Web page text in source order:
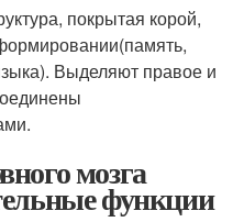
покрытая корой,
Выделяют правое и
мозга
функции